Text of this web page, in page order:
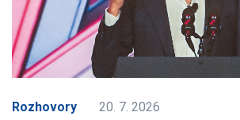
Rozhovory 20. 7. 2026